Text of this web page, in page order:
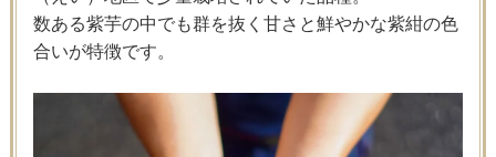
数ある紫芋の中でも群を抜く甘さと鮮やかな紫紺の色
合いが特徴です。